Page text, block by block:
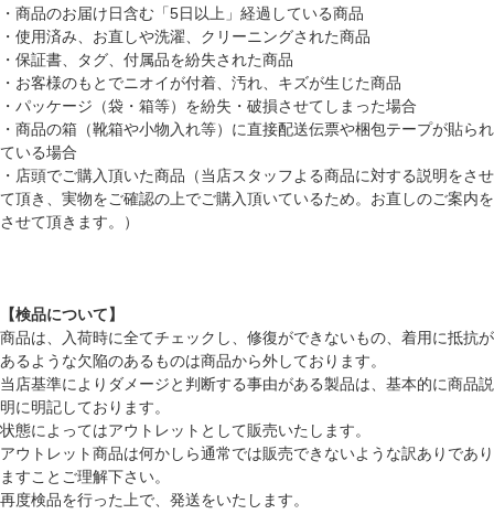
・商品のお届け日含む「5日以上」経過している商品
・使用済み、お直しや洗濯、クリーニングされた商品
・保証書、タグ、付属品を紛失された商品
・お客様のもとでニオイが付着、汚れ、キズが生じた商品
・パッケージ（袋・箱等）を紛失・破損させてしまった場合
・商品の箱（靴箱や小物入れ等）に直接配送伝票や梱包テープが貼られ
ている場合
・店頭でご購入頂いた商品（当店スタッフよる商品に対する説明をさせ
て頂き、実物をご確認の上でご購入頂いているため。お直しのご案内を
させて頂きます。）
【検品について】
商品は、入荷時に全てチェックし、修復ができないもの、着用に抵抗が
あるような欠陥のあるものは商品から外しております。
当店基準によりダメージと判断する事由がある製品は、基本的に商品説
明に明記しております。
状態によってはアウトレットとして販売いたします。
アウトレット商品は何かしら通常では販売できないような訳ありであり
ますことご理解下さい。
再度検品を行った上で、発送をいたします。